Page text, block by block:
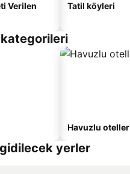
Verilen
Tatil köyleri
Havuzlu oteller
gidilecek yerler